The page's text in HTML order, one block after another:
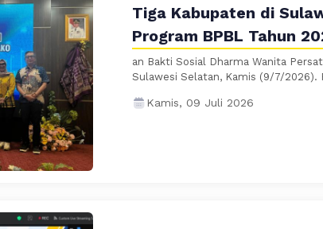
Tiga Kabupaten di
Program BPBL Tahun
an Bakti Sosial Dharma Wanita
Sulawesi Selatan, Kamis (9/7/2026).
Kamis, 09 Juli 2026